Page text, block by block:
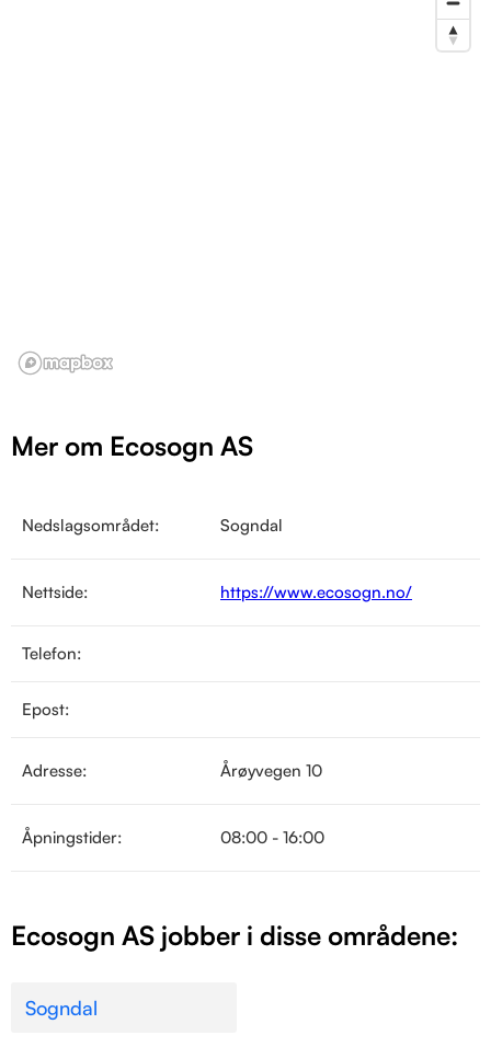
Mer om Ecosogn AS
Nedslagsområdet: Sogndal
Nettside: https://www.ecosogn.no/
Telefon:
Epost:
Adresse: Årøyvegen 10
Åpningstider: 08:00 - 16:00
Ecosogn AS jobber i disse områdene:
Sogndal